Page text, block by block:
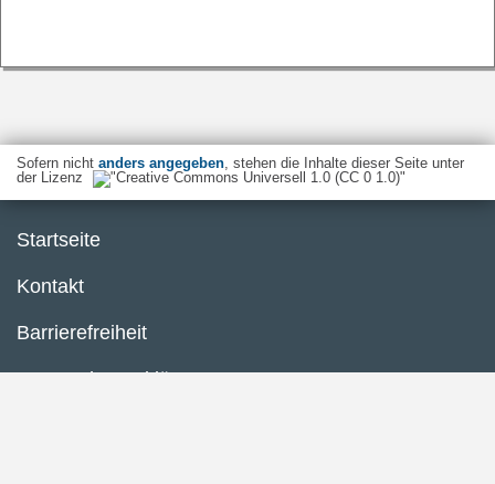
Sofern nicht anders angegeben, stehen die Inhalte dieser Seite unter
der Lizenz
Startseite
Kontakt
Barrierefreiheit
Datenschutzerklärung